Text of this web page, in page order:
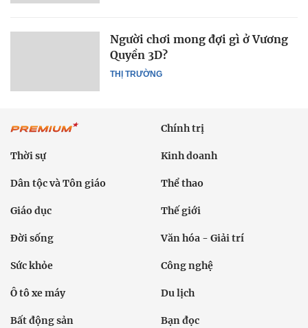
THỊ TRƯỜNG
Người chơi mong đợi gì ở Vương
Quyền 3D?
Chính trị
Thời sự Kinh doanh
Dân tộc và Tôn giáo Thể thao
Giáo dục Thế giới
Đời sống Văn hóa - Giải trí
Sức khỏe Công nghệ
Ô tô xe máy Du lịch
Bất động sản Bạn đọc